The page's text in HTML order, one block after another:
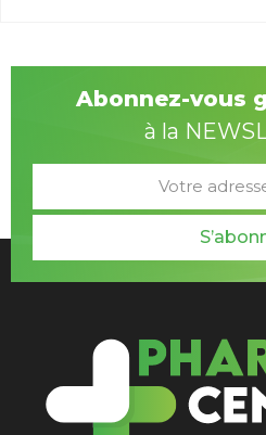
Abonnez-vous
à la